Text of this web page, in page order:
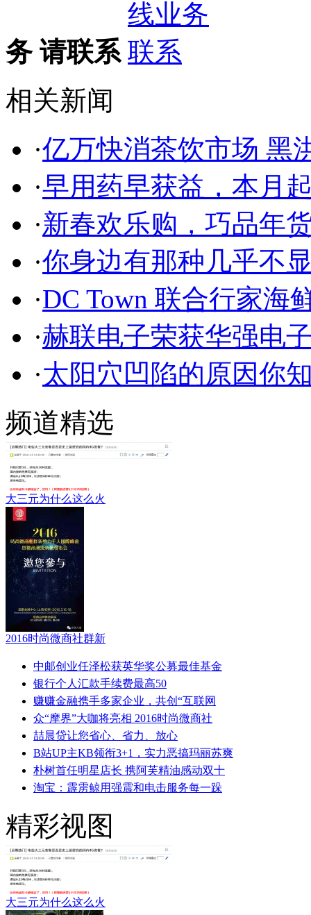
务 请联系
相关新闻
·亿万快消茶饮市场 黑
·早用药早获益，本月
·新春欢乐购，巧品年
·你身边有那种几乎不
·DC Town 联合行家海
·赫联电子荣获华强电
·太阳穴凹陷的原因你
频道精选
大三元为什么这么火
2016时尚微商社群新
中邮创业任泽松获英华奖公募最佳基金
银行个人汇款手续费最高50
赚赚金融携手多家企业，共创“互联网
众“摩界”大咖将亮相 2016时尚微商社
喆晨贷让您省心、省力、放心
B站UP主KB领衔3+1，实力恶搞玛丽苏爽
朴树首任明星店长 携阿芙精油感动双十
淘宝：霹雳鲸用强震和电击服务每一跺
精彩视图
大三元为什么这么火